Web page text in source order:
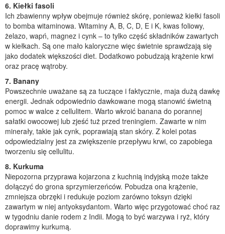
6. Kiełki fasoli
Ich zbawienny wpływ obejmuje również skórę, ponieważ kiełki fasoli
to bomba witaminowa. Witaminy A, B, C, D, E i K, kwas foliowy,
żelazo, wapń, magnez i cynk – to tylko część składników zawartych
w kiełkach. Są one mało kaloryczne więc świetnie sprawdzają się
jako dodatek większości diet. Dodatkowo pobudzają krążenie krwi
oraz pracę wątroby.
7. Banany
Powszechnie uważane są za tuczące i faktycznie, maja dużą dawkę
energii. Jednak odpowiednio dawkowane mogą stanowić świetną
pomoc w walce z cellulitem. Warto wkroić banana do porannej
sałatki owocowej lub zjeść tuż przed treningiem. Zawarte w nim
minerały, takie jak cynk, poprawiają stan skóry. Z kolei potas
odpowiedzialny jest za zwiększenie przepływu krwi, co zapobiega
tworzeniu się cellulitu.
8. Kurkuma
Niepozorna przyprawa kojarzona z kuchnią indyjską może także
dołączyć do grona sprzymierzeńców. Pobudza ona krążenie,
zmniejsza obrzęki i redukuje poziom zarówno toksyn dzięki
zawartym w niej antyoksydantom. Warto więc przygotować choć raz
w tygodniu danie rodem z Indii. Mogą to być warzywa i ryż, który
doprawimy kurkumą.